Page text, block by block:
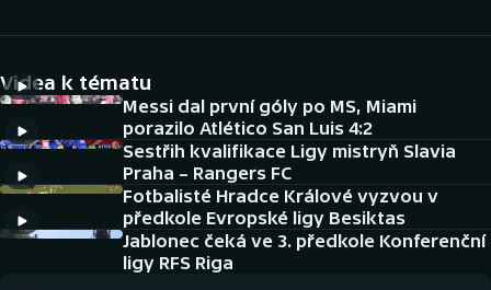
Cyklistika
DALŠÍ SPORTY
Americký fotbal
Baseball a softbal
NEPŘEHLÉDNĚTE
Videa k tématu
Messi dal první góly po MS, Miami
porazilo Atlético San Luis 4:2
Sestřih kvalifikace Ligy mistryň Slavia
Praha – Rangers FC
Fotbalisté Hradce Králové vyzvou v
předkole Evropské ligy Besiktas
Jablonec čeká ve 3. předkole Konferenční
ligy RFS Riga